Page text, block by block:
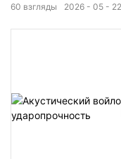
панелей и
для длительного срока
2026 05 22
60 взгляды